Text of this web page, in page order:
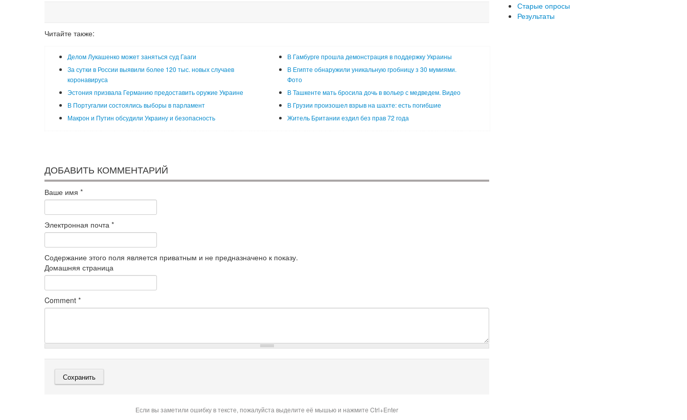
Читайте также:
Делом Лукашенко может заняться суд Гааги
В Гамбурге прошла демонстрация в поддержку Украины
За сутки в России выявили более 120 тыс. новых случаев
коронавируса
В Египте обнаружили уникальную гробницу з 30 мумиями.
Фото
Эстония призвала Германию предоставить оружие Украине
В Ташкенте мать бросила дочь в вольер с медведем. Видео
В Португалии состоялись выборы в парламент
В Грузии произошел взрыв на шахте: есть погибшие
Макрон и Путин обсудили Украину и безопасность
Житель Британии ездил без прав 72 года
ДОБАВИТЬ КОММЕНТАРИЙ
Ваше имя *
Электронная почта *
Содержание этого поля является приватным и не предназначено к показу.
Домашняя страница
Comment *
Если вы заметили ошибку в тексте, пожалуйста выделите её мышью и нажмите Ctrl+Enter
Старые опросы
Результаты